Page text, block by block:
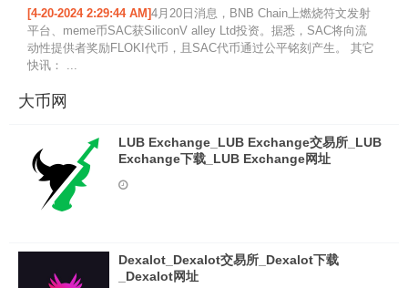
[4-20-2024 2:29:44 AM]4月20日消息，BNB Chain上燃烧符文发射
平台、meme币SAC获SiliconV alley Ltd投资。据悉，SAC将向流
动性提供者奖励FLOKI代币，且SAC代币通过公平铭刻产生。 其它
快讯： ...
大币网
LUB Exchange_LUB Exchange交易所_LUB
Exchange下载_LUB Exchange网址
Dexalot_Dexalot交易所_Dexalot下载
_Dexalot网址